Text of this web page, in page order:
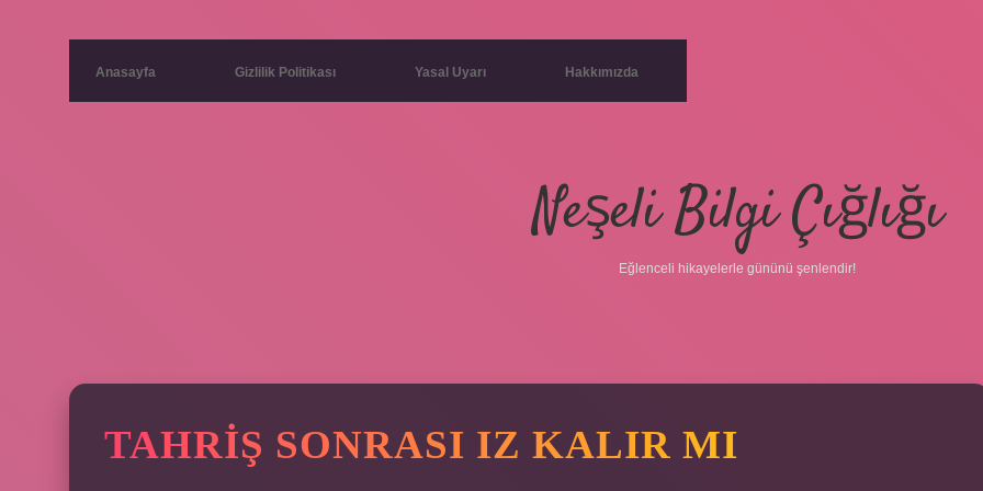
Anasayfa Gizlilik Politikası Yasal Uyarı Hakkımızda
Neşeli Bilgi Çığlığı
Eğlenceli hikayelerle gününü şenlendir!
TAHRIŞ SONRASI IZ KALIR MI